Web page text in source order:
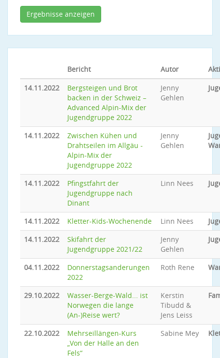
Bericht Autor
14.11.2022
Bergsteigen und Brot
backen in der Schweiz –
Advanced Alpin-Mix der
Jugendgruppe 2022
Jenny
Gehlen
14.11.2022
Zwischen Kühen und
Drahtseilen im Allgäu -
Alpin-Mix der
Jugendgruppe 2022
Jenny
Gehlen
14.11.2022
Pfingstfahrt der
Jugendgruppe nach
Dinant
Linn Nees
14.11.2022 Kletter-Kids-Wochenende Linn Nees
14.11.2022
Skifahrt der
Jugendgruppe 2021/22
Jenny
Gehlen
04.11.2022
Donnerstagsanderungen
2022
Roth Rene
29.10.2022
Wasser-Berge-Wald... ist
Norwegen die lange
(An-)Reise wert?
Kerstin
Tibudd &
Jens Leiss
22.10.2022
Mehrseillängen-Kurs
„Von der Halle an den
Fels“
Sabine Mey